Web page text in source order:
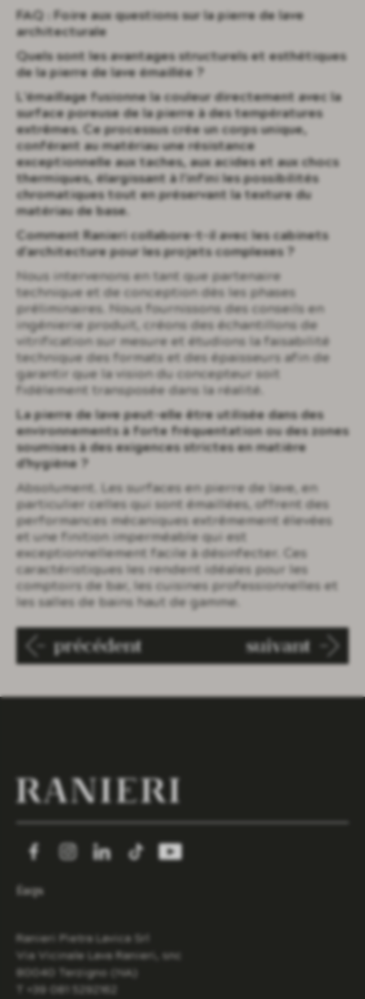
FAQ : Foire aux questions sur la pierre de lave
architecturale
Quels sont les avantages structurels et esthétiques
de la pierre de lave émaillée ?
surface poreuse de la pierre à des températures
extrêmes. Ce processus crée un corps unique,
conférant au matériau une résistance
exceptionnelle aux taches, aux acides et aux chocs
thermiques, élargissant à l'infini les possibilités
chromatiques tout en préservant la texture du
matériau de base.
d'architecture pour les projets complexes ?
Nous intervenons en tant que partenaire
technique et de conception dès les phases
préliminaires. Nous fournissons des conseils en
ingénierie produit, créons des échantillons de
vitrification sur mesure et étudions la faisabilité
technique des formats et des épaisseurs afin de
garantir que la vision du concepteur soit
fidèlement transposée dans la réalité.
La pierre de lave peut-elle être utilisée dans des
environnements à forte fréquentation ou des zones
soumises à des exigences strictes en matière
d'hygiène ?
Absolument. Les surfaces en pierre de lave, en
particulier celles qui sont émaillées, offrent des
performances mécaniques extrêmement élevées
et une finition imperméable qui est
exceptionnellement facile à désinfecter. Ces
caractéristiques les rendent idéales pour les
comptoirs de bar, les cuisines professionnelles et
les salles de bains haut de gamme.
précédent suivant
faqs
Ranieri Pietra Lavica Srl
Via Vicinale Lava Ranieri, snc
80040 Terzigno (NA)
T +39 081 5292162